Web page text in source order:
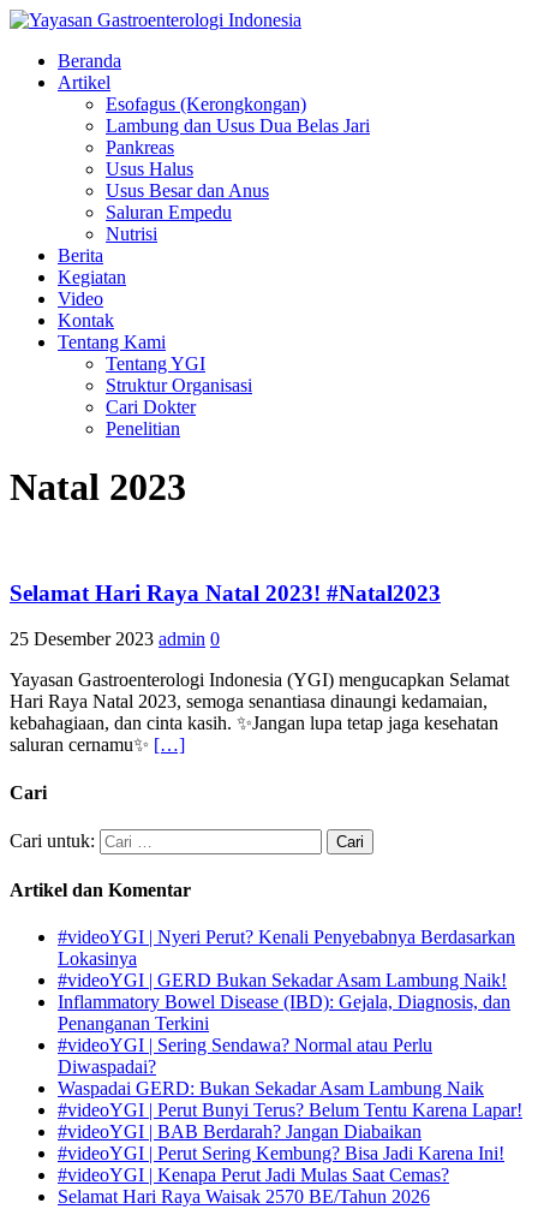
Beranda
Artikel
Esofagus (Kerongkongan)
Lambung dan Usus Dua Belas Jari
Pankreas
Usus Halus
Usus Besar dan Anus
Saluran Empedu
Nutrisi
Berita
Kegiatan
Video
Kontak
Tentang Kami
Tentang YGI
Struktur Organisasi
Cari Dokter
Penelitian
Natal 2023
Selamat Hari Raya Natal 2023! #Natal2023
25 Desember 2023 admin 0
Yayasan Gastroenterologi Indonesia (YGI) mengucapkan Selamat
Hari Raya Natal 2023, semoga senantiasa dinaungi kedamaian,
kebahagiaan, dan cinta kasih. ✨Jangan lupa tetap jaga kesehatan
saluran cernamu✨ […]
Cari
Cari untuk:
Artikel dan Komentar
#videoYGI | Nyeri Perut? Kenali Penyebabnya Berdasarkan
Lokasinya
#videoYGI | GERD Bukan Sekadar Asam Lambung Naik!
Inflammatory Bowel Disease (IBD): Gejala, Diagnosis, dan
Penanganan Terkini
#videoYGI | Sering Sendawa? Normal atau Perlu
Diwaspadai?
Waspadai GERD: Bukan Sekadar Asam Lambung Naik
#videoYGI | Perut Bunyi Terus? Belum Tentu Karena Lapar!
#videoYGI | BAB Berdarah? Jangan Diabaikan
#videoYGI | Perut Sering Kembung? Bisa Jadi Karena Ini!
#videoYGI | Kenapa Perut Jadi Mulas Saat Cemas?
Selamat Hari Raya Waisak 2570 BE/Tahun 2026